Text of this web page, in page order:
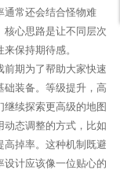
通常还会结合怪物难
核心思路是让不同层次
保持期待感。
前期为了帮助大家快速
础装备。等级提升，高
续探索更高级的地图
动态调整的方式，比如
高掉率。这种机制既避
设计应该像一位贴心的